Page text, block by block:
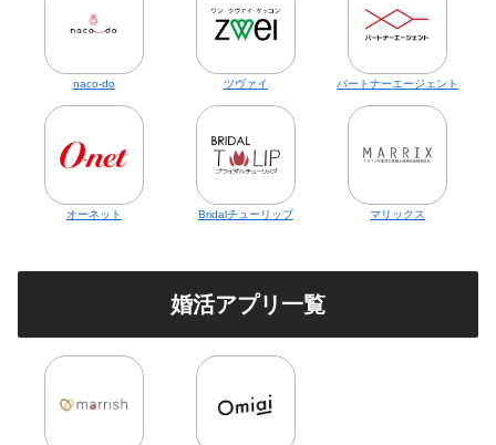
naco-do ツヴァイ パートナーエージェント
オーネット Bridalチューリップ マリックス
婚活アプリ一覧